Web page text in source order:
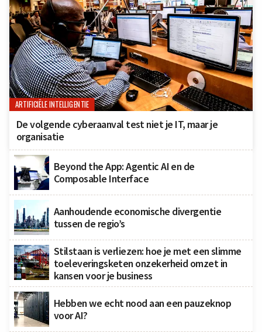
ARTIFICIËLE INTELLIGENTIE
De volgende cyberaanval test niet je IT, maar je
organisatie
Beyond the App: Agentic AI en de
Composable Interface
Aanhoudende economische divergentie
tussen de regio’s
Stilstaan is verliezen: hoe je met een slimme
toeleveringsketen onzekerheid omzet in
kansen voor je business
Hebben we echt nood aan een pauzeknop
voor AI?